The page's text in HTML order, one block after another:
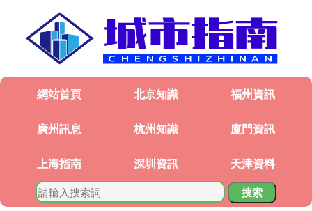
網站首頁 北京知識 福州資訊
廣州訊息 杭州知識 廈門資訊
上海指南 深圳資訊 天津資料
搜索